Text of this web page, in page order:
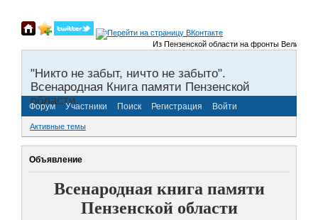
Из Пензенской области на фронты Великой
"Никто не забыт, ничто не забыто".
Всенародная Книга памяти Пензенской
области.
Форум Участники Поиск Регистрация Войти
Активные темы
Объявление
Всенародная книга памяти
Пензенской области